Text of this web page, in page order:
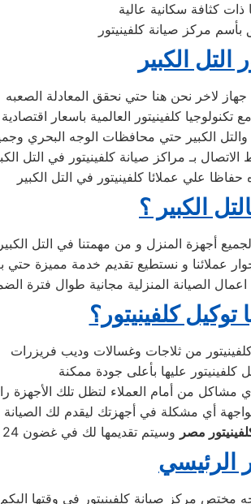
كثافة سكانية عالية
بأسم مركز صيانة كلفينيتور
الكبير
لاخر نحن هنا حتي نحقق المعادلة الصعبه
كلفينيتور العالمية باسعار اقتصادية
الكبير حتي محافظات الوجه البحري
بـ مراكز صيانة كلفينيتور في التل
علي عملائا كلفينيتور في التل الكبير
الكبير ؟
أجهزة المنزل و من مهمتنا في التل
عملائنا و نستطيع تقديم خدمة مميزة حتي
الصيانة المنزلية مجانية طوال فترة
كلفينيتور؟
مشاكل من أمام العملاء لتظل تلك الأجهزة
مصر
الرئيسي
مختص مركز صيانة كلفينيتور فى وقتها اليكم